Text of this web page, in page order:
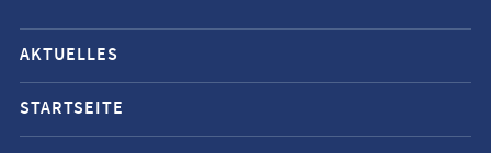
Mobile-
Service-
Navigation
und
AKTUELLES
STARTSEITE